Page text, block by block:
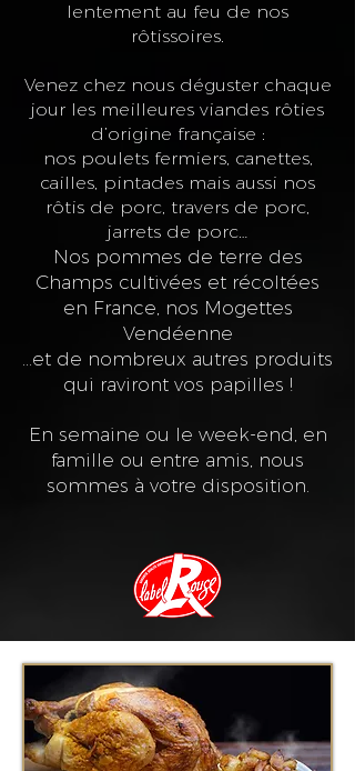
lentement au feu de nos
rôtissoires.
Venez chez nous déguster chaque
jour les meilleures viandes rôties
d’origine française :
nos poulets fermiers, canettes,
cailles, pintades mais aussi nos
rôtis de porc, travers de porc,
jarrets de porc…
Nos pommes de terre des
Champs cultivées et récoltées
en France, nos Mogettes
Vendéenne
...et de nombreux autres produits
qui raviront vos papilles !
En semaine ou le week-end, en
famille ou entre amis, nous
sommes à votre disposition.